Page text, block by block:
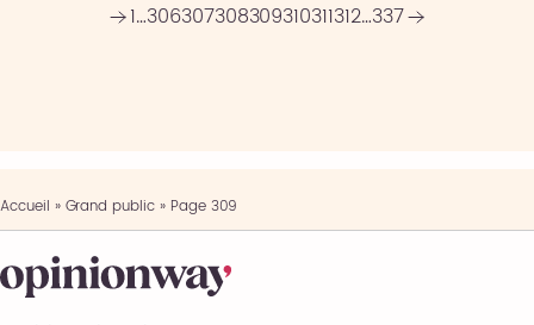
1…306307308309310311312…337
Accueil » Grand public» Page 309